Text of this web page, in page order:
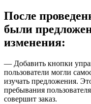
После
были
изменения:
— Добавить кнопки
пользователи могли
изучать предложения.
пребывания
совершит заказ.